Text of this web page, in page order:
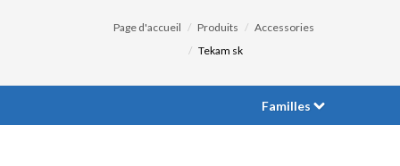
Page d'accueil Produits
Accessories
Tekam sk
Familles